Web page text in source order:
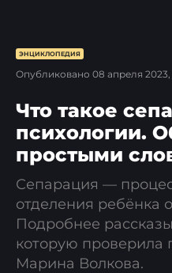
ЭНЦИКЛОПЕДИЯ
Опубликовано 08 апреля
Что такое
психологии.
простыми
Сепарация —
отделения ребёнка
Подробнее
которую проверила
Марина Волкова.